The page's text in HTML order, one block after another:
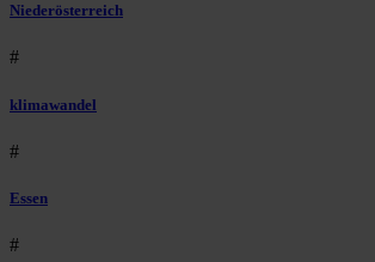
Niederösterreich
#
klimawandel
#
Essen
#